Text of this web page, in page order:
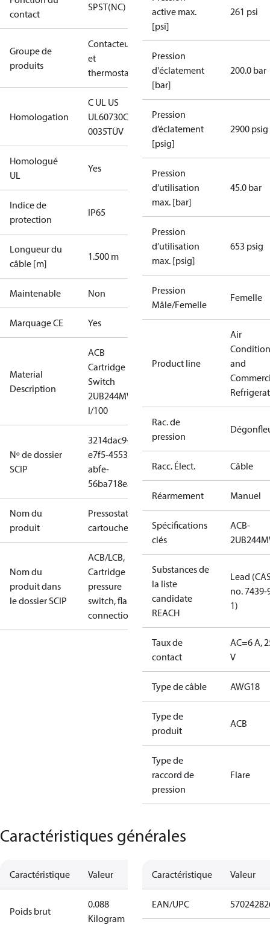
contact
SPST(NC)
Groupe de
produits
Contacteurs
et
thermostats
Homologation
C UL US
UL60730CE
0035TÜV
Homologué
UL
Yes
Indice de
protection
IP65
Longueur du
câble [m]
1.500 m
Maintenable Non
Marquage CE Yes
Material
Description
ACB
Cartridge
Switch
2UB244MW
I/100
Nº de dossier
SCIP
3214dac9-
e7f5-4553-
abfe-
56ba718eab3c
Nom du
produit
Pressostat à
cartouche
Nom du
produit dans
le dossier SCIP
ACB/LCB,
Cartridge
pressure
switch, flare
connection
active max.
[psi]
261 psi
Pression
d'éclatement
[bar]
200.0 bar
Pression
d’éclatement
[psig]
2900 psig
Pression
d’utilisation
max. [bar]
45.0 bar
Pression
d’utilisation
max. [psig]
653 psig
Pression
Mâle/Femelle
Femelle
Product line
Air
and
Rac. de
pression
Racc. Élect. Câble
Réarmement Manuel
Spécifications
clés
ACB-
Substances de
la liste
candidate
REACH
Lead
no. 7439-
1)
Taux de
contact
AC=6 A,
V
Type de câble AWG18
Type de
produit
ACB
Type de
raccord de
pression
Flare
Caractéristiques générales
Caractéristique Valeur
Poids brut
0.088
Kilogram
Caractéristique Valeur
EAN/UPC